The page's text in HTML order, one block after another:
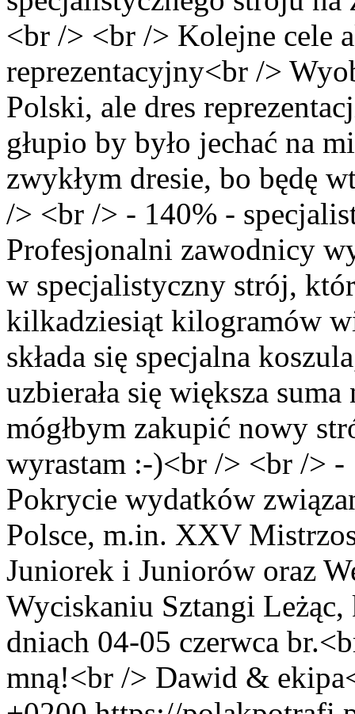
<br /> <br /> Kolejne cele
reprezentacyjny<br />
Polski, ale dres
głupio by było jechać na
zwykłym dresie, bo będę
/> <br /> - 140% -
Profesjonalni zawodnicy
w specjalistyczny strój,
kilkadziesiąt kilogramów
składa się specjalna
uzbierała się większa
mógłbym zakupić nowy
wyrastam :-)<br /> <br />
Pokrycie wydatków
Polsce, m.in. XXV
Juniorek i Juniorów oraz
Wyciskaniu Sztangi
dniach 04-05 czerwca
mną!<br /> Dawid &